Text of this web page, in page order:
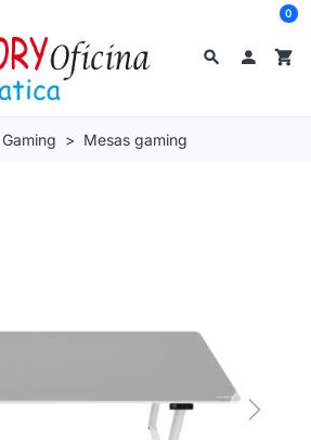
search  shopping_cart
0
Gaming Mesas gaming
Next